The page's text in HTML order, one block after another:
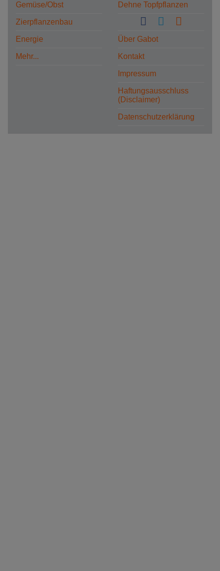
Gemüse/Obst
Zierpflanzenbau
Energie
Mehr...
Dehne Topfpflanzen
Über Gabot
Kontakt
Impressum
Haftungsausschluss
(Disclaimer)
Datenschutzerklärung